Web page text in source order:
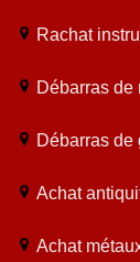
Rachat
Débarras de
Débarras de
Achat
Achat